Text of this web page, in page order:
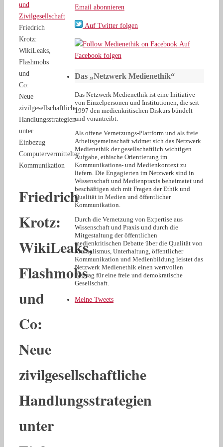
und
Zivilgesellschaft
Friedrich
Krotz:
WikiLeaks,
Flashmobs
und
Co:
Neue
zivilgesellschaftliche
Handlungsstrategien
unter
Einbezug
Computervermittelter
Kommunikation
Friedrich
Krotz:
WikiLeaks,
Flashmobs
und
Co:
Neue
zivilgesellschaftliche
Handlungsstrategien
unter
Email abonnieren
Auf Twitter folgen
Auf
Facebook folgen
Das „Netzwerk Medienethik“
Das Netzwerk Medienethik ist eine Initiative
von Einzelpersonen und Institutionen, die seit
1997 den medienkritischen Diskurs bündelt
und vorantreibt.
Als offene Vernetzungs-Plattform und als freie
Arbeitsgemeinschaft widmet sich das Netzwerk
Medienethik der gesellschaftlich wichtigen
Aufgabe, ethische Orientierung im
Kommunikations- und Medienkontext zu
liefern. Die Engagierten im Netzwerk sind in
Wissenschaft und Medienpraxis beheimatet und
beschäftigen sich mit Fragen der Ethik und
Qualität in Medien und öffentlicher
Kommunikation.
Durch die Vernetzung von Expertise aus
Wissenschaft und Praxis und durch die
Mitgestaltung der öffentlichen
medienkritischen Debatte über die Qualität von
Journalismus, Unterhaltung, öffentlicher
Kommunikation und Medienbildung leistet das
Netzwerk Medienethik einen wertvollen
Beitrag für eine freie und demokratische
Gesellschaft.
Meine Tweets